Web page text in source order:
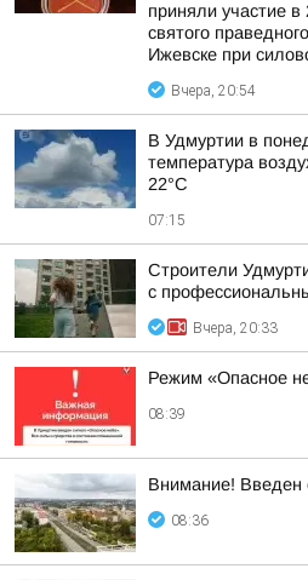
приняли участие в
святого
Ижевске при
Вчера, 20:54
В Удмуртии в
температура
22°С
07:15
Строители
с
Вчера, 20:33
Режим «Опасное
08:39
Внимание! Введен
08:36